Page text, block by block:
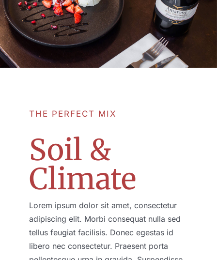
THE PERFECT MIX
Soil &
Climate
Lorem ipsum dolor sit amet, consectetur
adipiscing elit. Morbi consequat nulla sed
tellus feugiat facilisis. Donec egestas id
libero nec consectetur. Praesent porta